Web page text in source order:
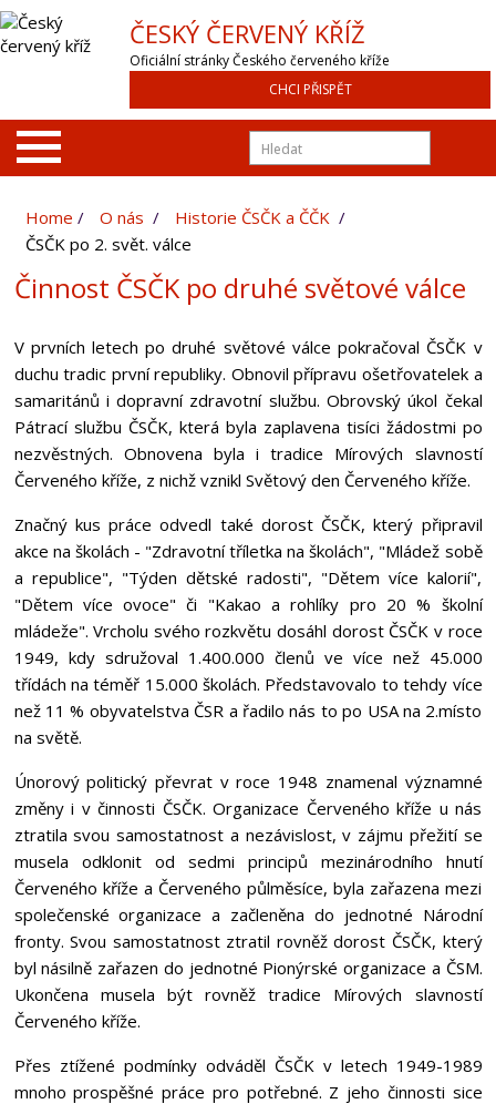
ČESKÝ ČERVENÝ KŘÍŽ
Oficiální stránky Českého červeného kříže
CHCI PŘISPĚT
Home O nás
Historie ČSČK a ČČK
ČSČK po 2. svět. válce
Činnost ČSČK po druhé světové válce
V prvních letech po druhé světové válce pokračoval ČSČK v
duchu tradic první republiky. Obnovil přípravu ošetřovatelek a
samaritánů i dopravní zdravotní službu. Obrovský úkol čekal
Pátrací službu ČSČK, která byla zaplavena tisíci žádostmi po
nezvěstných. Obnovena byla i tradice Mírových slavností
Červeného kříže, z nichž vznikl Světový den Červeného kříže.
Značný kus práce odvedl také dorost ČSČK, který připravil
akce na školách - "Zdravotní tříletka na školách", "Mládež sobě
a republice", "Týden dětské radosti", "Dětem více kalorií",
"Dětem více ovoce" či "Kakao a rohlíky pro 20 % školní
mládeže". Vrcholu svého rozkvětu dosáhl dorost ČSČK v roce
1949, kdy sdružoval 1.400.000 členů ve více než 45.000
třídách na téměř 15.000 školách. Představovalo to tehdy více
než 11 % obyvatelstva ČSR a řadilo nás to po USA na 2.místo
na světě.
Únorový politický převrat v roce 1948 znamenal významné
změny i v činnosti ČSČK. Organizace Červeného kříže u nás
ztratila svou samostatnost a nezávislost, v zájmu přežití se
musela odklonit od sedmi principů mezinárodního hnutí
Červeného kříže a Červeného půlměsíce, byla zařazena mezi
společenské organizace a začleněna do jednotné Národní
fronty. Svou samostatnost ztratil rovněž dorost ČSČK, který
byl násilně zařazen do jednotné Pionýrské organizace a ČSM.
Ukončena musela být rovněž tradice Mírových slavností
Červeného kříže.
Přes ztížené podmínky odváděl ČSČK v letech 1949-1989
mnoho prospěšné práce pro potřebné. Z jeho činnosti sice